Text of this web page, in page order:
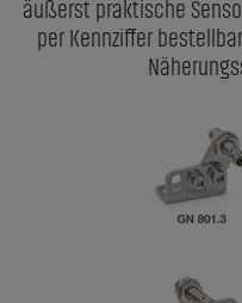
äußerst praktische
per Kennziffer